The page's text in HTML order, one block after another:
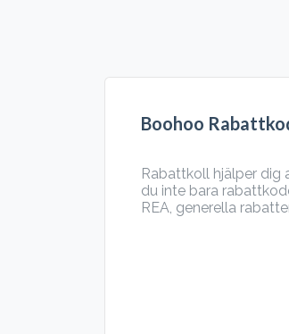
Boohoo
Rabattkoll hjälper dig
du inte bara
REA, generella